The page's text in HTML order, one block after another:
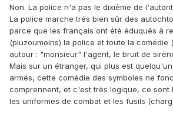
Non. La police n'a pas le dixième de
La police marche très bien sûr des
parce que les français ont été éduqués à
(pluzoumoins) la police et toute la comédie
autour : "monsieur" l'agent, le bruit de
Mais sur un étranger, qui plus est
armés, cette comédie des symboles ne
comprennent, et c'est très logique, ce sont
les uniformes de combat et les fusils